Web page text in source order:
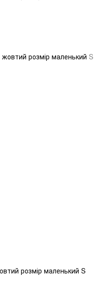
розмір маленький S